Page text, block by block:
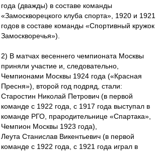
года (дважды) в составе команды
«Замоскворецкого клуба спорта», 1920 и 1921
годов в составе команды «Спортивный кружок
Замоскворечья»).
2) В матчах весеннего чемпионата Москвы
приняли участие и, следовательно,
Чемпионами Москвы 1924 года («Красная
Пресня»), второй год подряд, стали:
Старостин Николай Петрович (в первой
команде с 1922 года, с 1917 года выступал в
команде РГО, прародительнице «Спартака»,
Чемпион Москвы 1923 года),
Леута Станислав Викентьевич (в первой
команде с 1922 года, с 1921 года играл в